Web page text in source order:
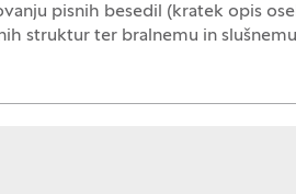
pisnih besedil (kratek opis
struktur ter bralnemu in